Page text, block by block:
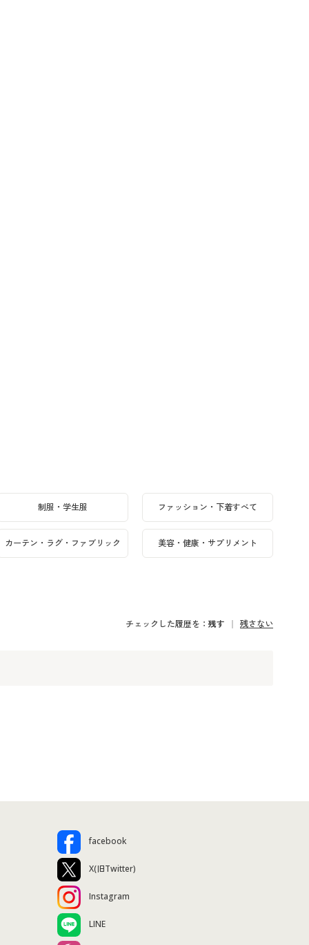
制服・学生服 ファッション・下着すべて
カーテン・ラグ・ファブリック 美容・健康・サプリメント
チェックした履歴を： 残す 残さない
facebook
X(旧Twitter)
Instagram
LINE